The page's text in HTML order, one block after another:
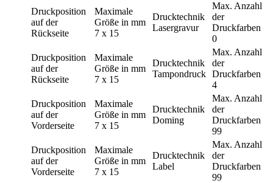
Druckposition
auf der
Rückseite
Maximale
Größe in mm
7 x 15
Drucktechnik
Lasergravur
Max. Anzahl
der
Druckfarben
0
Druckposition
auf der
Rückseite
Maximale
Größe in mm
7 x 15
Drucktechnik
Tampondruck
Max. Anzahl
der
Druckfarben
4
Druckposition
auf der
Vorderseite
Maximale
Größe in mm
7 x 15
Drucktechnik
Doming
Max. Anzahl
der
Druckfarben
99
Druckposition
auf der
Vorderseite
Maximale
Größe in mm
7 x 15
Drucktechnik
Label
Max. Anzahl
der
Druckfarben
99